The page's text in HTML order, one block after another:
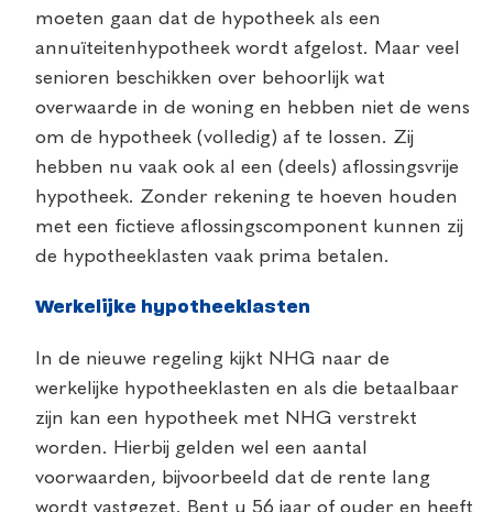
moeten gaan dat de hypotheek als een
annuïteitenhypotheek wordt afgelost. Maar veel
senioren beschikken over behoorlijk wat
overwaarde in de woning en hebben niet de wens
om de hypotheek (volledig) af te lossen. Zij
hebben nu vaak ook al een (deels) aflossingsvrije
hypotheek. Zonder rekening te hoeven houden
met een fictieve aflossingscomponent kunnen zij
de hypotheeklasten vaak prima betalen.
Werkelijke hypotheeklasten
In de nieuwe regeling kijkt NHG naar de
werkelijke hypotheeklasten en als die betaalbaar
zijn kan een hypotheek met NHG verstrekt
worden. Hierbij gelden wel een aantal
voorwaarden, bijvoorbeeld dat de rente lang
wordt vastgezet. Bent u 56 jaar of ouder en heeft